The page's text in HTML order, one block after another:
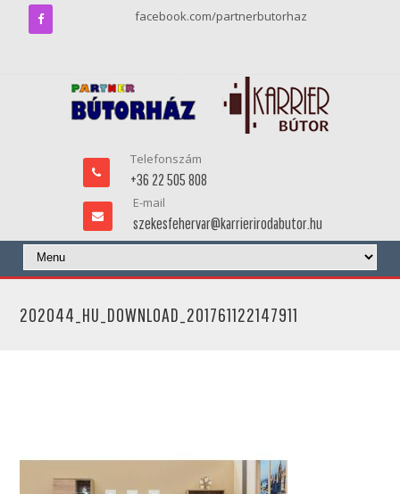
facebook.com/partnerbutorhaz
Telefonszám
+36 22 505 808
E-mail
szekesfehervar@karrierirodabutor.hu
202044_HU_DOWNLOAD_201761122147911